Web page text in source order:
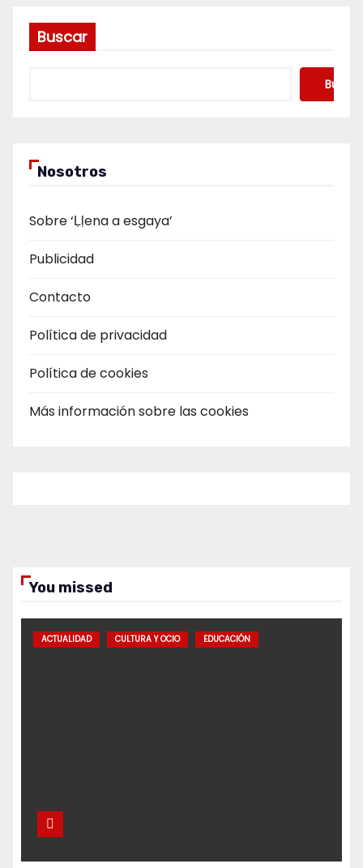
Buscar
Buscar
Nosotros
Sobre ‘Ḷḷena a esgaya’
Publicidad
Contacto
Política de privacidad
Política de cookies
Más información sobre las cookies
You missed
ACTUALIDAD CULTURA Y OCIO EDUCACIÓN